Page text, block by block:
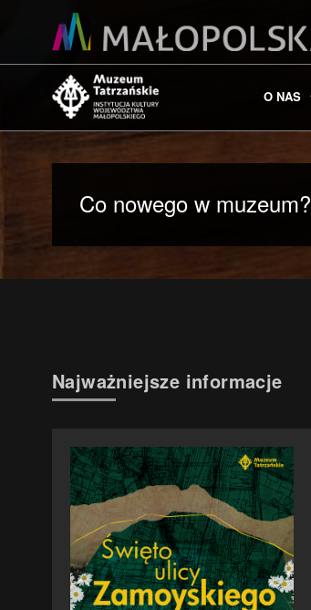
O NAS
Co nowego w muzeum?
Najważniejsze informacje